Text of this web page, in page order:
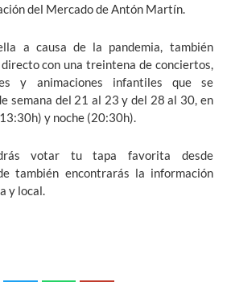
del Mercado de Antón Martín.
a causa de la pandemia, también
con una treintena de conciertos,
y animaciones infantiles que se
semana del 21 al 23 y del 28 al 30, en
y noche (20:30h).
votar tu tapa favorita desde
también encontrarás la información
y local.